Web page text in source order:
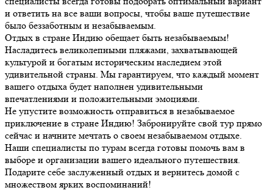
и ответить на все ваши вопросы, чтобы ваше путешествие
было беззаботным и незабываемым.
Отдых в стране Индию обещает быть незабываемым!
Насладитесь великолепными пляжами, захватывающей
культурой и богатым историческим наследием этой
удивительной страны. Мы гарантируем, что каждый момент
вашего отдыха будет наполнен удивительными
впечатлениями и положительными эмоциями.
Не упустите возможность отправиться в незабываемое
приключение в стране Индию! Забронируйте свой тур прямо
сейчас и начните мечтать о своем незабываемом отдыхе.
Наши специалисты по турам всегда готовы помочь вам в
выборе и организации вашего идеального путешествия.
Подарите себе заслуженный отдых и вернитесь домой с
множеством ярких воспоминаний!